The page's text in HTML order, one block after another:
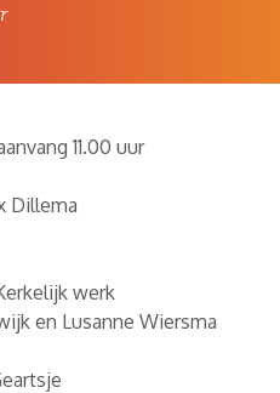
11.00 uur
Dillema
werk
en Lusanne Wiersma